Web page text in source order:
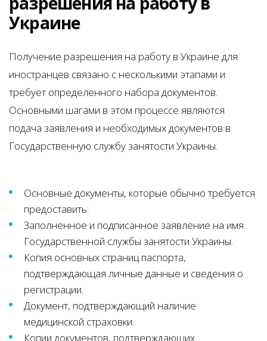
Украине
Получение разрешения на работу в Украине для
иностранцев связано с несколькими этапами и
требует определенного набора документов.
Основными шагами в этом процессе являются
подача заявления и необходимых документов в
Государственную службу занятости Украины.
Основные документы, которые обычно требуется
предоставить:
Заполненное и подписанное заявление на имя
Государственной службы занятости Украины.
Копия основных страниц паспорта,
подтверждающая личные данные и сведения о
регистрации.
Документ, подтверждающий наличие
медицинской страховки.
Копии документов, подтверждающих